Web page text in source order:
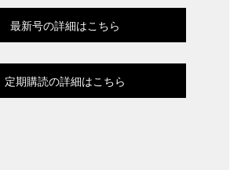
最新号の詳細はこちら
定期購読の詳細はこちら